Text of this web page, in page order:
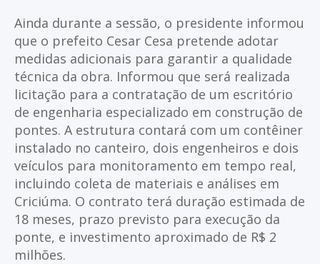
Ainda durante a sessão, o presidente informou
que o prefeito Cesar Cesa pretende adotar
medidas adicionais para garantir a qualidade
técnica da obra. Informou que será realizada
licitação para a contratação de um escritório
de engenharia especializado em construção de
pontes. A estrutura contará com um contêiner
instalado no canteiro, dois engenheiros e dois
veículos para monitoramento em tempo real,
incluindo coleta de materiais e análises em
Criciúma. O contrato terá duração estimada de
18 meses, prazo previsto para execução da
ponte, e investimento aproximado de R$ 2
milhões.